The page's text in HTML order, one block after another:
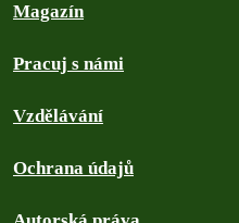
Magazín
Pracuj s námi
Vzdělávání
Ochrana údajů